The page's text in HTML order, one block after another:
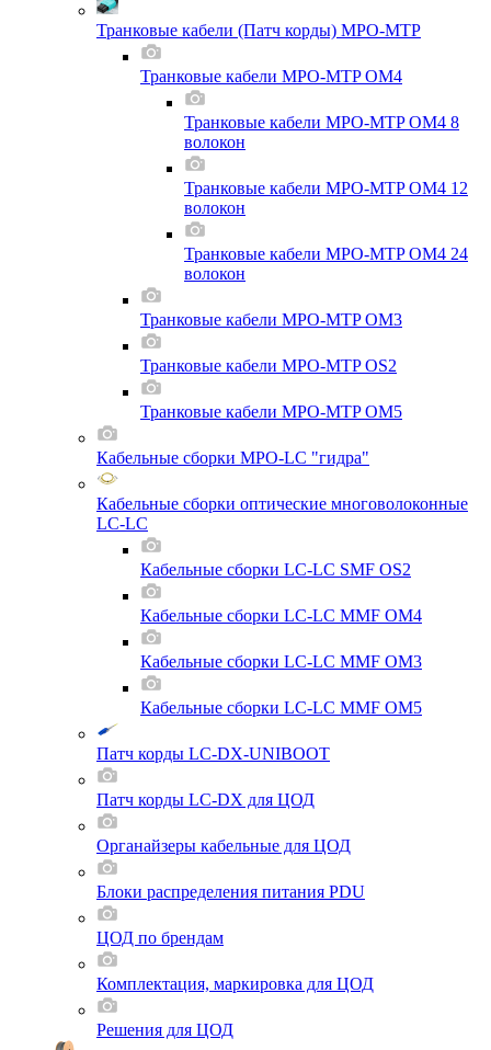
Транковые кабели (Патч корды) MPO-MTP
Транковые кабели MPO-MTP OM4
Транковые кабели MPO-MTP OM4 8
волокон
Транковые кабели MPO-MTP OM4 12
волокон
Транковые кабели MPO-MTP OM4 24
волокон
Транковые кабели MPO-MTP OM3
Транковые кабели MPO-MTP OS2
Транковые кабели MPO-MTP OM5
Кабельные сборки MPO-LC "гидра"
Кабельные сборки оптические многоволоконные
LC-LC
Кабельные сборки LC-LC SMF OS2
Кабельные сборки LC-LC MMF OM4
Кабельные сборки LC-LC MMF OM3
Кабельные сборки LC-LC MMF OM5
Патч корды LC-DX-UNIBOOT
Патч корды LC-DX для ЦОД
Органайзеры кабельные для ЦОД
Блоки распределения питания PDU
ЦОД по брендам
Комплектация, маркировка для ЦОД
Решения для ЦОД